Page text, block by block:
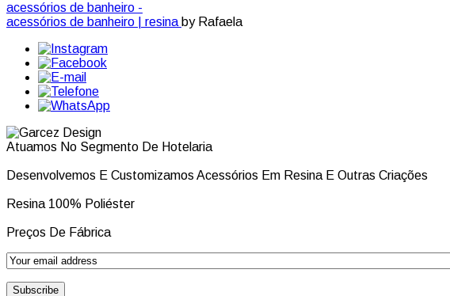
acessórios de banheiro -
acessórios de banheiro | resina by Rafaela
Atuamos No Segmento De Hotelaria
Desenvolvemos E Customizamos Acessórios Em Resina E Outras Criações
Resina 100% Poliéster
Preços De Fábrica